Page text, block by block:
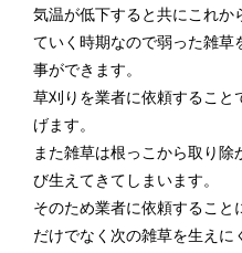
気温が低下すると共にこれか
ていく時期なので弱った雑草
事ができます。
草刈りを業者に依頼すること
げます。
また雑草は根っこから取り
び生えてきてしまいます。
そのため業者に依頼すること
だけでなく次の雑草を生えに